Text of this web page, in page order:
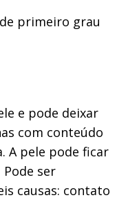
primeiro grau
e pode deixar
com conteúdo
A pele pode ficar
ser
causas: contato